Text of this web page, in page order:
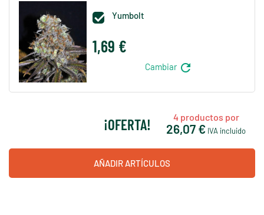
 Yumbolt
1,69 €
Cambiar refresh
¡OFERTA! 4productos por
26,07 € IVA incluido
AÑADIR ARTÍCULOS